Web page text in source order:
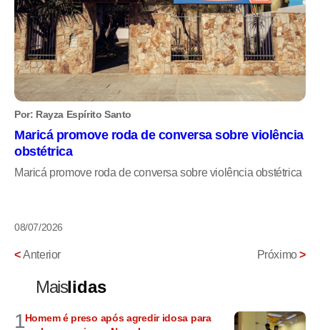
Por: Rayza Espírito Santo
Maricá promove roda de conversa sobre violência
obstétrica
Maricá promove roda de conversa sobre violência obstétrica
08/07/2026
<Anterior Próximo>
Maislidas
1Homem é preso após agredir idosa para